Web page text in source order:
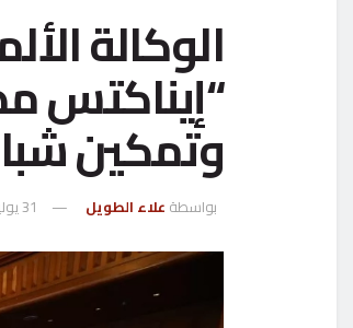
الوكالة
“إيناكتس
وتمكين
بواسطة علاء الطويل 31 يوليو، 2024